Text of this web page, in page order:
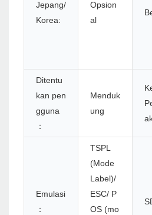
Jepang/
Korea:
Opsion
al
Ditentu
kan pen
gguna
：
Menduk
ung
Emulasi
：
TSPL
(Mode
Label)/
ESC/ P
OS (mo